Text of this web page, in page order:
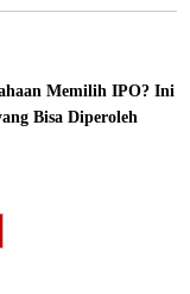
Memilih IPO? Ini
Bisa Diperoleh